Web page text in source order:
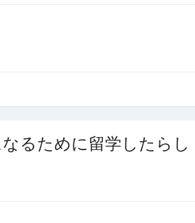
るために留学したらし